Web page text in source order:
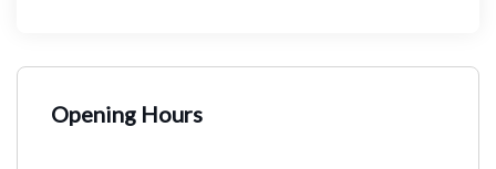
Opening Hours